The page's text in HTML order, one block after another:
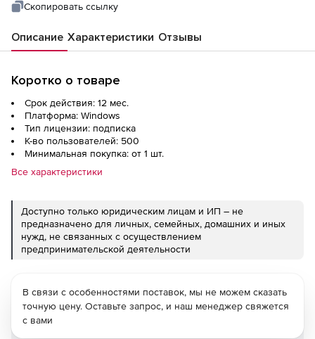
Скопировать ссылку
Описание Характеристики Отзывы
Коротко о товаре
Срок действия: 12 мес.
Платформа: Windows
Тип лицензии: подписка
К-во пользователей: 500
Минимальная покупка: от 1 шт.
Все характеристики
Доступно только юридическим лицам и ИП – не
предназначено для личных, семейных, домашних и иных
нужд, не связанных с осуществлением
предпринимательской деятельности
В связи с особенностями поставок, мы не можем сказать
точную цену. Оставьте запрос, и наш менеджер свяжется
с вами